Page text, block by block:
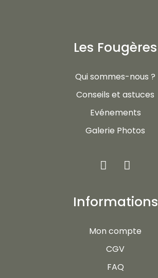
Les Fougères
Qui sommes-nous ?
Conseils et astuces
Evénements
Galerie Photos
Informations
Mon compte
CGV
FAQ